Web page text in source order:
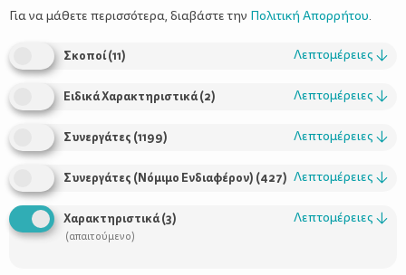
Χρήσιμοι Σύνδεσμοι
Για να μάθετε περισσότερα, διαβάστε την Πολιτική Απορρήτου.
Σκοποί(11) Λεπτομέρειες ↓
Ειδικά Χαρακτηριστικά(2) Λεπτομέρειες ↓
Συνεργάτες (1199) Λεπτομέρειες ↓
Συνεργάτες (Νόμιμο Ενδιαφέρον) (427) Λεπτομέρειες ↓
Χαρακτηριστικά(3)
(απαιτούμενο)
Λεπτομέρειες ↓